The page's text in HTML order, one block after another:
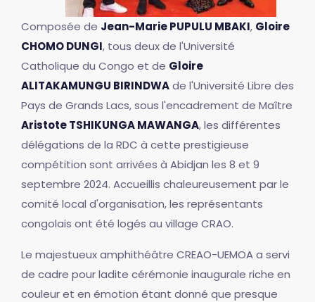
Composée de Jean-Marie PUPULU MBAKI, Gloire
CHOMO DUNGI, tous deux de l'Université
Catholique du Congo et de Gloire
ALITAKAMUNGU BIRINDWAde l'Université Libre des
Pays de Grands Lacs, sous l'encadrement de Maître
Aristote TSHIKUNGA MAWANGA, les différentes
délégations de la RDC à cette prestigieuse
compétition sont arrivées à Abidjan les 8 et 9
septembre 2024. Accueillis chaleureusement par le
comité local d'organisation, les représentants
congolais ont été logés au village CRAO.
Le majestueux amphithéâtre CREAO-UEMOA a servi
de cadre pour ladite cérémonie inaugurale riche en
couleur et en émotion étant donné que presque